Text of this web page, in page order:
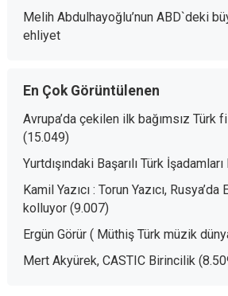
Melih Abdulhayoğlu’nun ABD`deki
ehliyet
En Çok Görüntülenen
Avrupa’da çekilen ilk bağımsız Türk
(15.049)
Yurtdışındaki Başarılı Türk
Kamil Yazıcı : Torun Yazıcı, Rusya’da
kolluyor (9.007)
Ergün Görür ( Müthiş Türk müzik
Mert Akyürek, CASTIC Birincilik